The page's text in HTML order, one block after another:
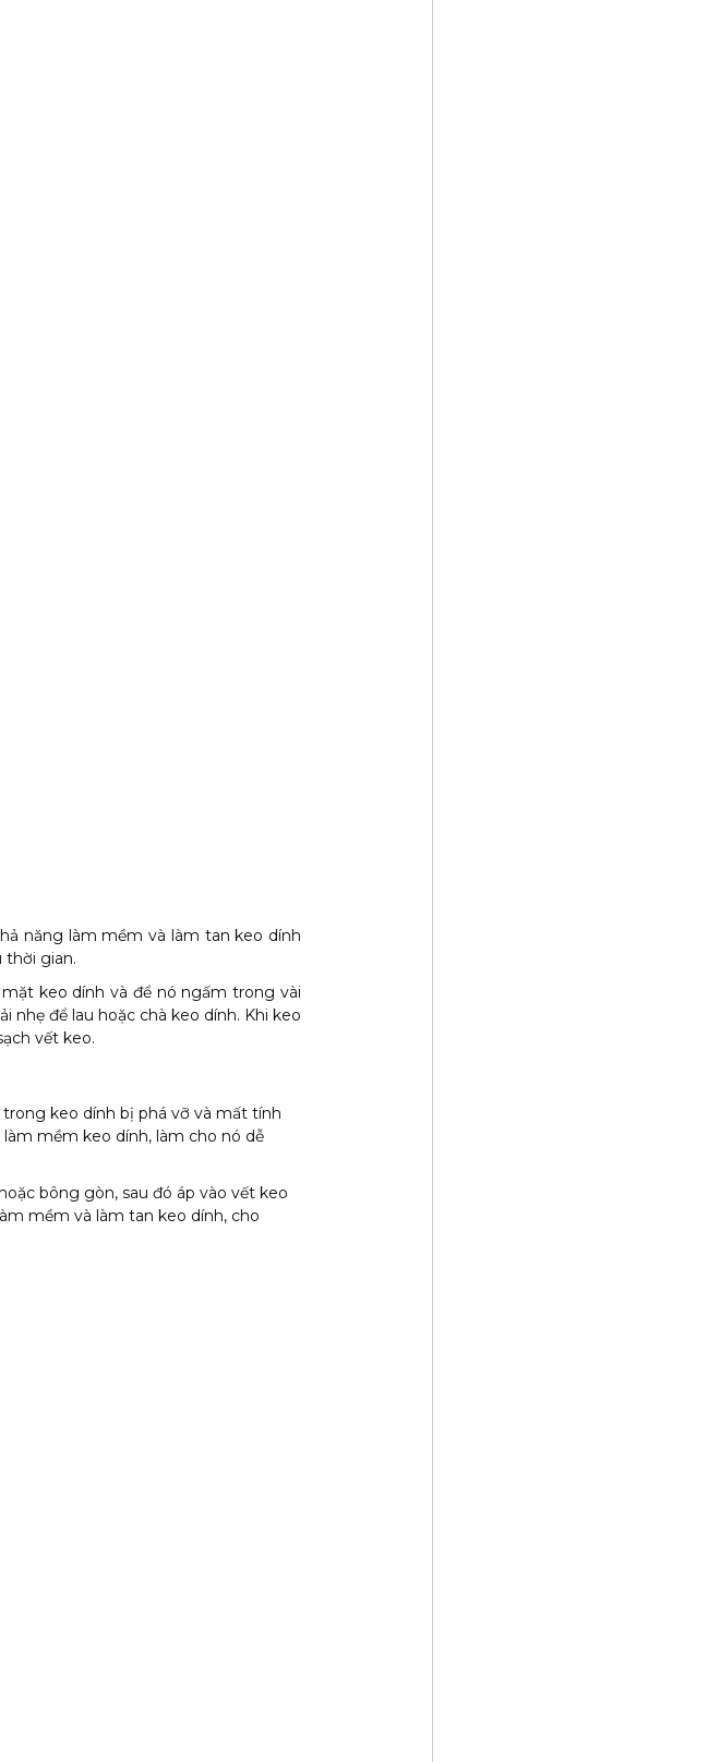
năng làm mềm và làm tan keo dính
thời gian.
keo dính và để nó ngấm trong vài
nhẹ để lau hoặc chà keo dính. Khi keo
vết keo.
keo dính bị phá vỡ và mất tính
mềm keo dính, làm cho nó dễ
bông gòn, sau đó áp vào vết keo
mềm và làm tan keo dính, cho